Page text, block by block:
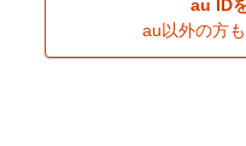
au ID
au以外の方